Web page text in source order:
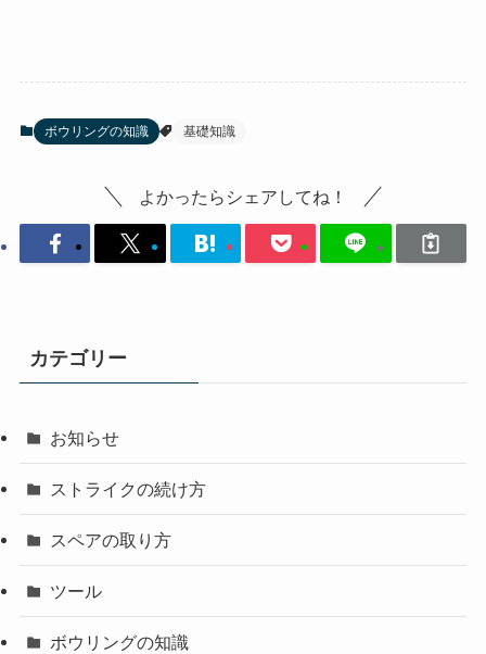
ボウリングの知識 基礎知識
よかったらシェアしてね！
カテゴリー
お知らせ
ストライクの続け方
スペアの取り方
ツール
ボウリングの知識